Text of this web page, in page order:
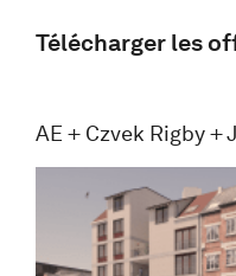
Télécharger les
AE + Czvek Rigby +